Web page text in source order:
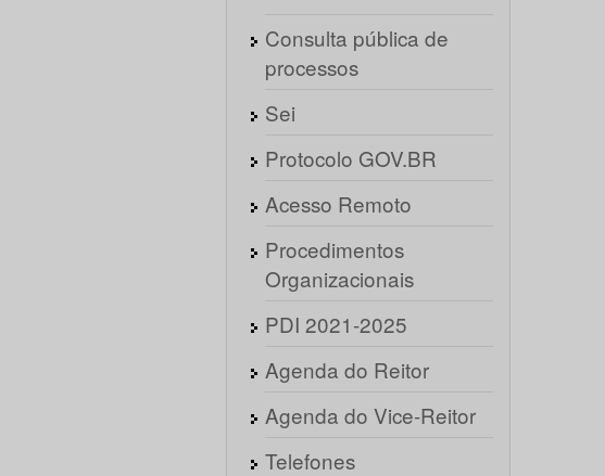
Consulta pública de
processos
Sei
Protocolo GOV.BR
Acesso Remoto
Procedimentos
Organizacionais
PDI 2021-2025
Agenda do Reitor
Agenda do Vice-Reitor
Telefones